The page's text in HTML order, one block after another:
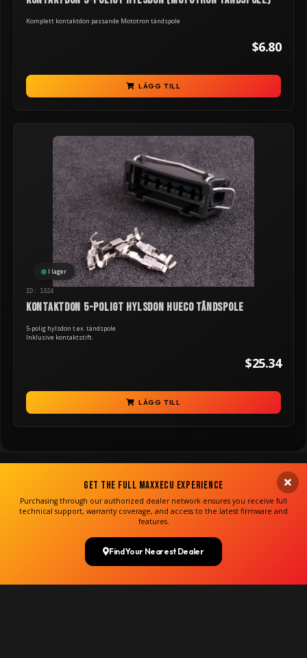
Komplett kontaktdon passande Mototron tändspole
$6.80
LÄGG TILL
I lager
ID: 1324
Kontaktdon 5-poligt hylsdon Hueco tändspole
5-polig hylsdon t.ex. tändspole
Inklusive kontaktstift.
$25.34
LÄGG TILL
Copyright MaxxECU 2026 ©
(US)
Get the Full MaxxECU Experience
Purchasing through our authorized dealer network ensures you receive full
technical support, warranty coverage, and access to the latest firmware and
features.
Find Your Nearest Dealer